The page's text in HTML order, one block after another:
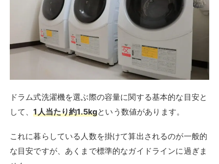
な目安ですが、あくまで標準的なガイドラインに過ぎま
せん。
実際には、寝具の洗濯やまとめ洗いの頻度、さらには
個々のライフスタイルに応じて、この目安を超える容量
を選択することも一般的です。
例えば、大きなサイズの寝具やタオルなどを一度に洗濯
する場合、より大きな容量の洗濯機が便利ですし、週に
一度のまとめ洗いをするにも大容量モデルが適していま